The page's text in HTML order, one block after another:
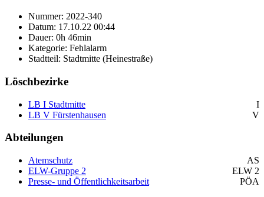
Nummer: 2022-340
Datum: 17.10.22 00:44
Dauer: 0h 46min
Kategorie: Fehlalarm
Stadtteil: Stadtmitte (Heinestraße)
Löschbezirke
LB I Stadtmitte
I
LB V Fürstenhausen
V
Abteilungen
Atemschutz
AS
ELW-Gruppe 2
ELW 2
Presse- und Öffentlichkeitsarbeit
PÖA